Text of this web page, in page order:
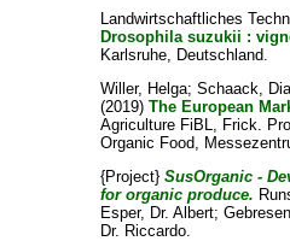
Landwirtschaftliches
Drosophila suzukii :
Karlsruhe, Deutschland.
Willer, Helga;Schaack,
(2019)The European
Agriculture FiBL, Frick.
Organic Food,
{Project}SusOrganic -
for organic produce.
Esper, Dr. Albert;
Dr. Riccardo.